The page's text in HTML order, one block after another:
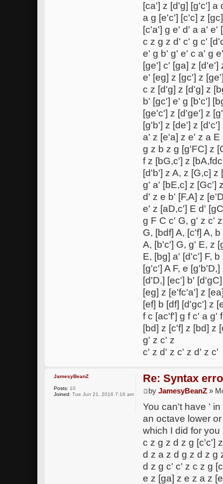
[ca'] z [d'g] [g'c'] a
a g [e'c'] [c'c] z
[c'a'] g e' d' a a' e'
c z g z d' c' g c'
e' g b' g' e' c a' g
[ge'] c' [ga] z [d'e']
e' [eg] z [gc'] z
c z [d'g] z [d'g] z
b' [gc'] e' g [b'c']
[ge'c'] z [d'ge'] z
[g'b'] z [de'] z
a' z [e'a] z e' z a
g z b z g [g'FC] z
f z [bG,c'] z
[d'b'] z A, z [G,c]
g' a' [bE,c] z [Gc']
d' z e b' [F,A] z
e' z [aD,c'] E d'
g F C c' G, g' z c'
G, [bdf] A, [c'f] A,
A, [b'c'] G, g' E, z
E, [bg] a' [d'c'] F,
[g'c'] A F, e
[d'D,] [ec'] b'
[eg] z [e'fc'a'] z
[ef] b [df] [d'gc'] z
f c [ac'f'] g f c' a g'
[bd] z [c'f] z [bd] z
g' z c' z
c' z d' z c' z d' z c'
Re: Syntax
byJamesyBeanZ »
You can't have '
an octave lower
which I did for you
c z g z d z g [c'c']
d z a z d g z d z g
d z g c' c' z c z g
e z [ga] z e z a z
JamesyBeanZ
Posts: 10
Joined: Tue Jun 21, 2016 7:16 am